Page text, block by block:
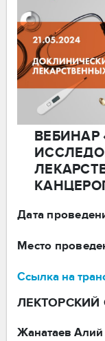
ВЕБИНАР
Дата
Место
Ссылка на
ЛЕКТОРСКИЙ
Жанатаев Алий